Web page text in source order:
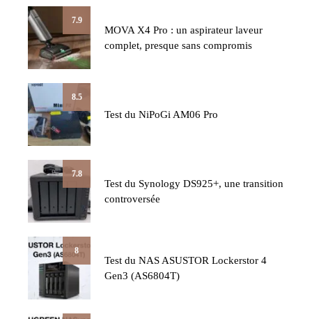
7.9
MOVA X4 Pro : un aspirateur laveur
complet, presque sans compromis
8.5
Test du NiPoGi AM06 Pro
7.8
Test du Synology DS925+, une transition
controversée
8
Test du NAS ASUSTOR Lockerstor 4
Gen3 (AS6804T)